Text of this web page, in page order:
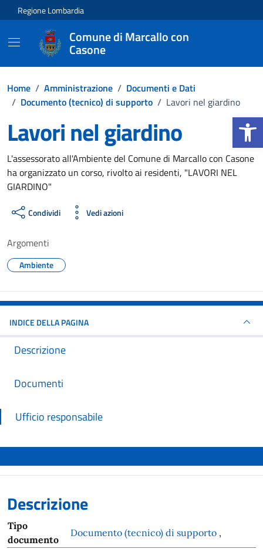
Apri la
Vai ai contenuti
Vai al footer
Regione Lombardia
Comune di Marcallo con
Casone
Home / Amministrazione / Documenti e Dati
/ Documento (tecnico) di supporto / Lavori nel giardino
Lavori nel giardino
Dettagli del documento
L'assessorato all'Ambiente del Comune di Marcallo con Casone
ha organizzato un corso, rivolto ai residenti, "LAVORI NEL
GIARDINO"
Condividi Vedi azioni
Argomenti
Ambiente
INDICE DELLA PAGINA
Descrizione
Documenti
Ufficio responsabile
Descrizione
Tipo
documento
Documento (tecnico) di supporto ,